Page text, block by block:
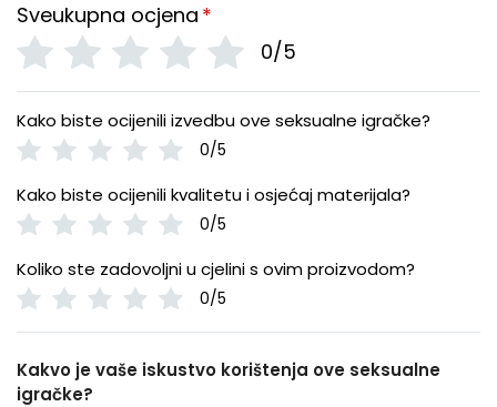
Sveukupna ocjena *
0/5
Kako biste ocijenili izvedbu ove seksualne igračke?
0/5
Kako biste ocijenili kvalitetu i osjećaj materijala?
0/5
Koliko ste zadovoljni u cjelini s ovim proizvodom?
0/5
Kakvo je vaše iskustvo korištenja ove seksualne
igračke?